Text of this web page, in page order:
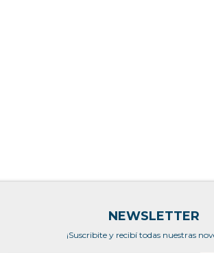
NEWSLETTER
¡Suscribite y recibí todas nuestras